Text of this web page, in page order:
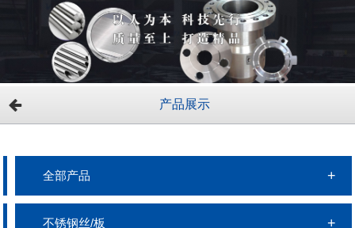
产品展示
全部产品
不锈钢丝/板